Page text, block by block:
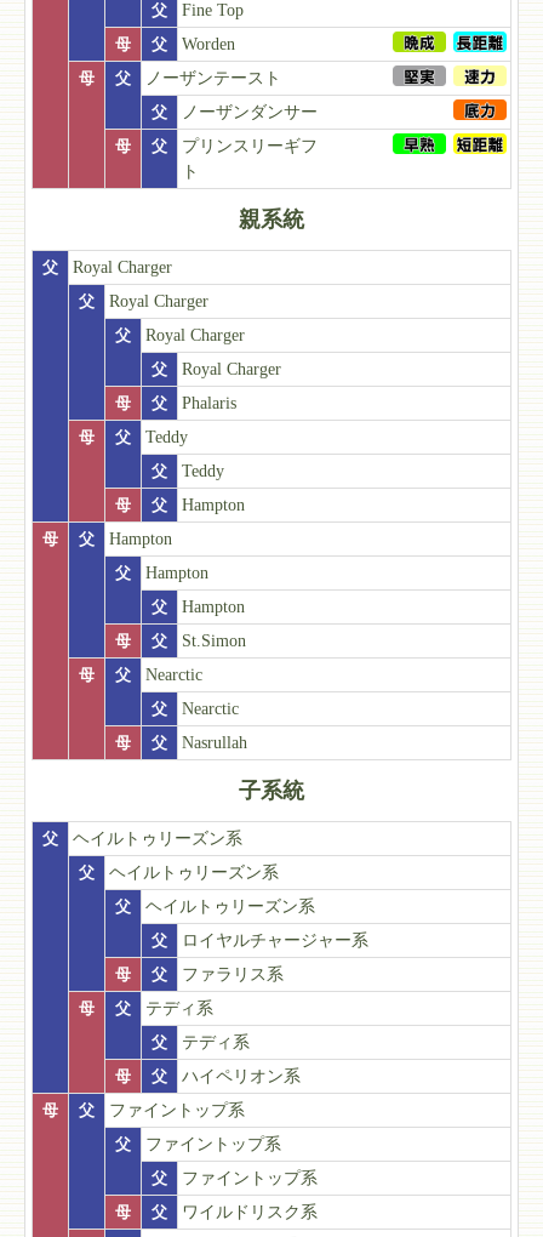
父
Fine Top
母
父
Worden
母
父
ノーザンテースト
父
ノーザンダンサー
母
父
プリンスリーギフ
ト
親系統
父
Royal Charger
父
Royal Charger
父
Royal Charger
父
Royal Charger
母
父
Phalaris
母
父
Teddy
父
Teddy
母
父
Hampton
母
父
Hampton
父
Hampton
父
Hampton
母
父
St.Simon
母
父
Nearctic
父
Nearctic
母
父 Nasrullah
子系統
父
ヘイルトゥリーズン系
父
ヘイルトゥリーズン系
父
ヘイルトゥリーズン系
父
ロイヤルチャージャー系
母
父
ファラリス系
母
父
テディ系
父
テディ系
母
父
ハイペリオン系
母
父
ファイントップ系
父
ファイントップ系
父
ファイントップ系
母
父
ワイルドリスク系